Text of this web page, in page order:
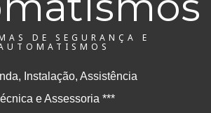
DE SEGURANÇA E
Instalação, Assistência
e Assessoria ***